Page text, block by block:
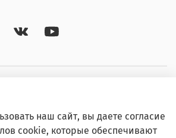
наш сайт, вы даете согласие
cookie, которые обеспечивают